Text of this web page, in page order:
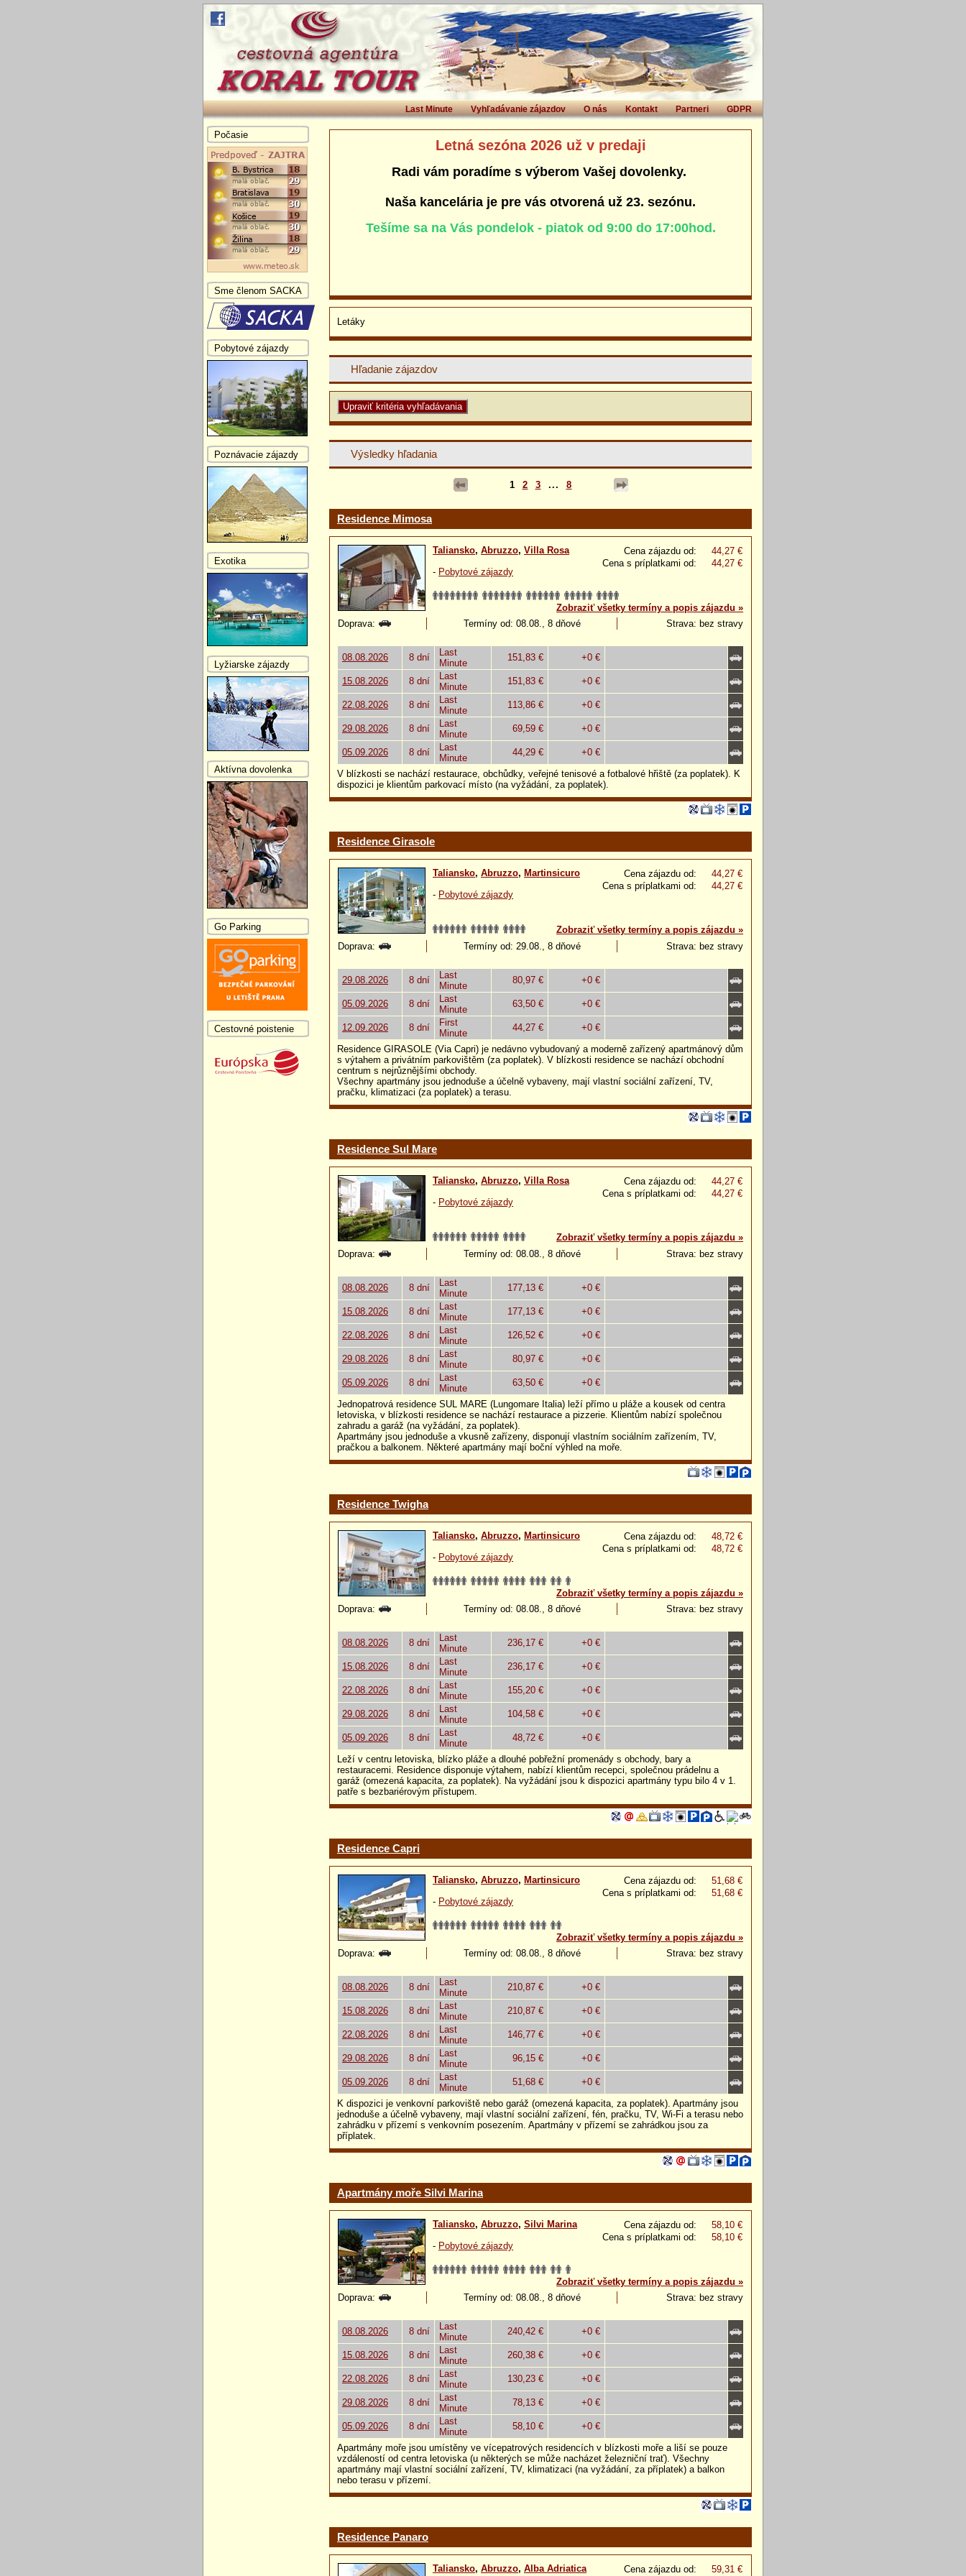
GDPR
Partneri
Kontakt
O nás
Vyhľadávanie zájazdov
Last Minute
Letná sezóna 2026 už v predaji
Radi vám poradíme s výberom Vašej dovolenky.
Naša kancelária je pre vás otvorená už 23. sezónu.
Tešíme sa na Vás pondelok - piatok od 9:00 do 17:00hod.
Letáky
Hľadanie zájazdov
Výsledky hľadania
1 2 3 ... 8
Residence Mimosa
Cena zájazdu od:
44,27 €
Cena s príplatkami od:
44,27 €
Taliansko, Abruzzo, Villa Rosa
- Pobytové zájazdy
Zobraziť všetky termíny a popis zájazdu »
Doprava:
Termíny od: 08.08., 8 dňové Strava: bez stravy
08.08.2026 8 dní
Last
Minute
151,83 € +0 €
15.08.2026 8 dní
Last
Minute
151,83 € +0 €
22.08.2026 8 dní
Last
Minute
113,86 € +0 €
29.08.2026 8 dní
Last
Minute
69,59 € +0 €
05.09.2026 8 dní
Last
Minute
44,29 €
+0 €
V blízkosti se nachází restaurace, obchůdky, veřejné tenisové a fotbalové hřiště (za poplatek). K
dispozici je klientům parkovací místo (na vyžádání, za poplatek).
Residence Girasole
Cena zájazdu od:
44,27 €
Cena s príplatkami od:
44,27 €
Taliansko, Abruzzo, Martinsicuro
- Pobytové zájazdy
Zobraziť všetky termíny a popis zájazdu »
Doprava:
Termíny od: 29.08., 8 dňové Strava: bez stravy
29.08.2026 8 dní
Last
Minute
80,97 € +0 €
05.09.2026 8 dní
Last
Minute
63,50 € +0 €
12.09.2026 8 dní
First
Minute
44,27 €
+0 €
Residence GIRASOLE (Via Capri) je nedávno vybudovaný a moderně zařízený apartmánový dům
s výtahem a privátním parkovištěm (za poplatek). V blízkosti residence se nachází obchodní
centrum s nejrůznějšími obchody.
Všechny apartmány jsou jednoduše a účelně vybaveny, mají vlastní sociální zařízení, TV,
pračku, klimatizaci (za poplatek) a terasu.
Residence Sul Mare
Cena zájazdu od:
44,27 €
Cena s príplatkami od:
44,27 €
Taliansko, Abruzzo, Villa Rosa
- Pobytové zájazdy
Zobraziť všetky termíny a popis zájazdu »
Doprava:
Termíny od: 08.08., 8 dňové Strava: bez stravy
08.08.2026 8 dní
Last
Minute
177,13 € +0 €
15.08.2026 8 dní
Last
Minute
177,13 € +0 €
22.08.2026 8 dní
Last
Minute
126,52 € +0 €
29.08.2026 8 dní
Last
Minute
80,97 € +0 €
05.09.2026 8 dní
Last
Minute
63,50 €
+0 €
Jednopatrová residence SUL MARE (Lungomare Italia) leží přímo u pláže a kousek od centra
letoviska, v blízkosti residence se nachází restaurace a pizzerie. Klientům nabízí společnou
zahradu a garáž (na vyžádání, za poplatek).
Apartmány jsou jednoduše a vkusně zařízeny, disponují vlastním sociálním zařízením, TV,
pračkou a balkonem. Některé apartmány mají boční výhled na moře.
Residence Twigha
Cena zájazdu od:
48,72 €
Cena s príplatkami od:
48,72 €
Taliansko, Abruzzo, Martinsicuro
- Pobytové zájazdy
Zobraziť všetky termíny a popis zájazdu »
Doprava:
Termíny od: 08.08., 8 dňové Strava: bez stravy
08.08.2026 8 dní
Last
Minute
236,17 € +0 €
15.08.2026 8 dní
Last
Minute
236,17 € +0 €
22.08.2026 8 dní
Last
Minute
155,20 € +0 €
29.08.2026 8 dní
Last
Minute
104,58 € +0 €
05.09.2026 8 dní
Last
Minute
48,72 €
+0 €
Leží v centru letoviska, blízko pláže a dlouhé pobřežní promenády s obchody, bary a
restauracemi. Residence disponuje výtahem, nabízí klientům recepci, společnou prádelnu a
garáž (omezená kapacita, za poplatek). Na vyžádání jsou k dispozici apartmány typu bilo 4 v 1.
patře s bezbariérovým přístupem.
Residence Capri
Cena zájazdu od:
51,68 €
Cena s príplatkami od:
51,68 €
Taliansko, Abruzzo, Martinsicuro
- Pobytové zájazdy
Zobraziť všetky termíny a popis zájazdu »
Doprava:
Termíny od: 08.08., 8 dňové Strava: bez stravy
08.08.2026 8 dní
Last
Minute
210,87 € +0 €
15.08.2026 8 dní
Last
Minute
210,87 € +0 €
22.08.2026 8 dní
Last
Minute
146,77 € +0 €
29.08.2026 8 dní
Last
Minute
96,15 € +0 €
05.09.2026 8 dní
Last
Minute
51,68 €
+0 €
K dispozici je venkovní parkoviště nebo garáž (omezená kapacita, za poplatek). Apartmány jsou
jednoduše a účelně vybaveny, mají vlastní sociální zařízení, fén, pračku, TV, Wi-Fi a terasu nebo
zahrádku v přízemí s venkovním posezením. Apartmány v přízemí se zahrádkou jsou za
příplatek.
Apartmány moře Silvi Marina
Cena zájazdu od:
58,10 €
Cena s príplatkami od:
58,10 €
Taliansko, Abruzzo, Silvi Marina
- Pobytové zájazdy
Zobraziť všetky termíny a popis zájazdu »
Doprava:
Termíny od: 08.08., 8 dňové Strava: bez stravy
08.08.2026 8 dní
Last
Minute
240,42 € +0 €
15.08.2026 8 dní
Last
Minute
260,38 € +0 €
22.08.2026 8 dní
Last
Minute
130,23 € +0 €
29.08.2026 8 dní
Last
Minute
78,13 € +0 €
05.09.2026 8 dní
Last
Minute
58,10 €
+0 €
Apartmány moře jsou umístěny ve vícepatrových residencích v blízkosti moře a liší se pouze
vzdáleností od centra letoviska (u některých se může nacházet železniční trať). Všechny
apartmány mají vlastní sociální zařízení, TV, klimatizaci (na vyžádání, za příplatek) a balkon
nebo terasu v přízemí.
Residence Panaro
Cena zájazdu od: 59,31 €
Taliansko, Abruzzo, Alba Adriatica
Počasie
Sme členom SACKA
Pobytové zájazdy
Poznávacie zájazdy
Exotika
Lyžiarske zájazdy
Aktívna dovolenka
Go Parking
Cestovné poistenie